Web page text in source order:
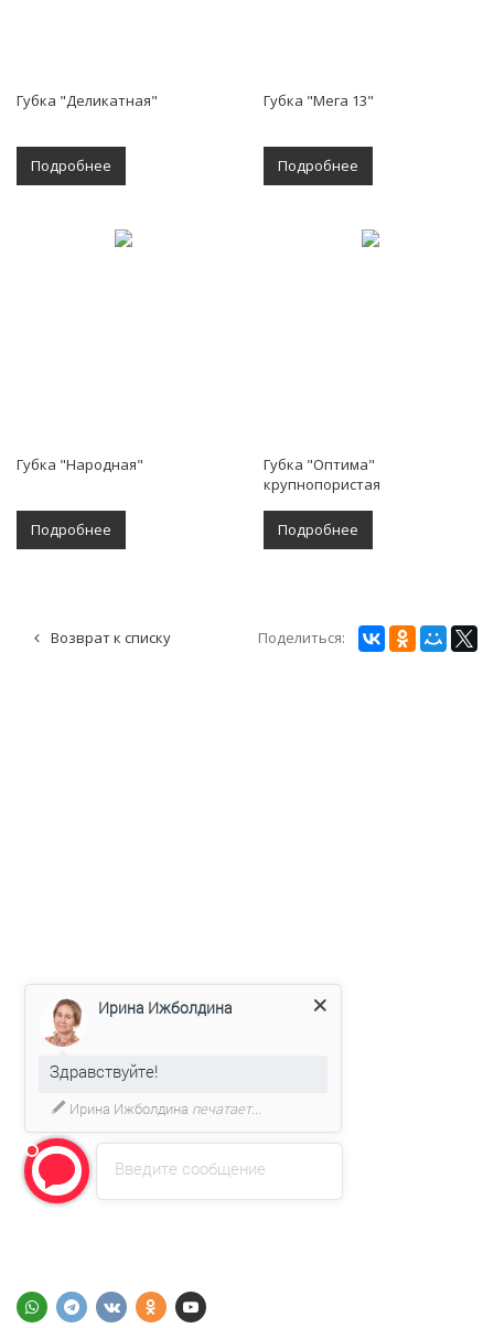
Губка "Деликатная"
Подробнее
Губка "Мега 13"
Подробнее
Губка "Народная"
Подробнее
Губка "Оптима"
крупнопористая
Подробнее
Возврат к списку Поделиться:
СТАТЬИ
Ижевск, пос. Старки, ул. Спортивная, 79
info@elpa18.ru
8 (3412) 56-90-56
+7 (912) 870-27-15
info@elpa18.ruВведите сообщение
Ирина Ижболдина
Здравствуйте!
Ирина Ижболдина печатает...